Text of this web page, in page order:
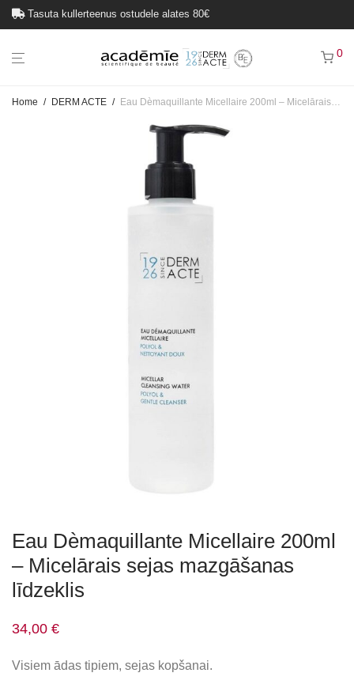
Tasuta kullerteenus ostudele alates 80€
0
Home / DERM ACTE / Eau Dèmaquillante Micellaire 200ml – Micelārais sejas mazgāšanas līdzeklis
Eau Dèmaquillante Micellaire 200ml
– Micelārais sejas mazgāšanas
līdzeklis
34,00 €
Visiem ādas tipiem, sejas kopšanai.